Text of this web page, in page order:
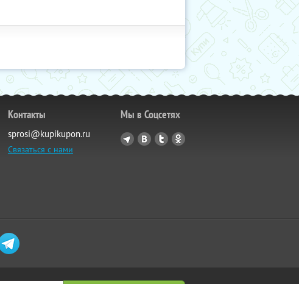
Контакты
sprosi@kupikupon.ru
Связаться с нами
Мы в Соцсетях